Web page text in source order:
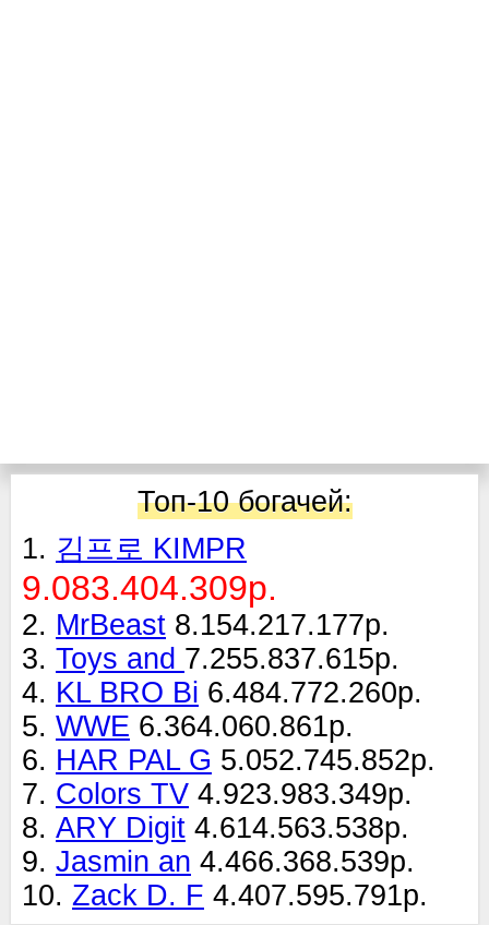
Топ-10 богачей:
1. 김프로 KIMPR
9.083.404.309р.
2. MrBeast 8.154.217.177р.
3. Toys and 7.255.837.615р.
4. KL BRO Bi 6.484.772.260р.
5. WWE 6.364.060.861р.
6. HAR PAL G 5.052.745.852р.
7. Colors TV 4.923.983.349р.
8. ARY Digit 4.614.563.538р.
9. Jasmin an 4.466.368.539р.
10. Zack D. F 4.407.595.791р.